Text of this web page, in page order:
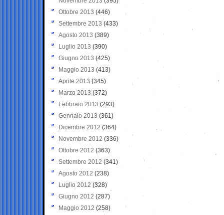
Ottobre 2013 (446)
Settembre 2013 (433)
Agosto 2013 (389)
Luglio 2013 (390)
Giugno 2013 (425)
Maggio 2013 (413)
Aprile 2013 (345)
Marzo 2013 (372)
Febbraio 2013 (293)
Gennaio 2013 (361)
Dicembre 2012 (364)
Novembre 2012 (336)
Ottobre 2012 (363)
Settembre 2012 (341)
Agosto 2012 (238)
Luglio 2012 (328)
Giugno 2012 (287)
Maggio 2012 (258)